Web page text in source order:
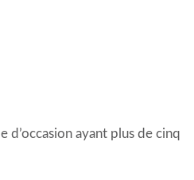
ayant plus de cinq